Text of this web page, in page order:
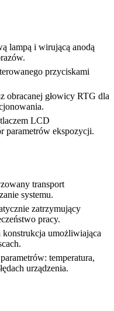
lampą i wirującą anodą
przyciskami
obracanej głowicy RTG dla
LCD
parametrów ekspozycji.
transport
systemu.
zatrzymujący
pracy.
umożliwiająca
temperatura,
urządzenia.